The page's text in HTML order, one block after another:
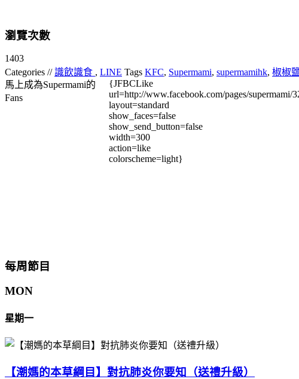
瀏覽次數
1403
Categories //識飲識食 , LINE Tags KFC, Supermami, supermamihk, 椒椒
馬上成為Supermami的
Fans
{JFBCLike
url=http://www.facebook.com/pages/supermami/
layout=standard
show_faces=false
show_send_button=false
width=300
action=like
colorscheme=light}
每周節目
MON
星期一
【潮媽的本草綱目】對抗肺炎你要知（送禮升級）